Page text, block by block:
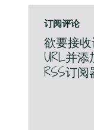
订阅评论
欲要接
URL并
RSS订阅